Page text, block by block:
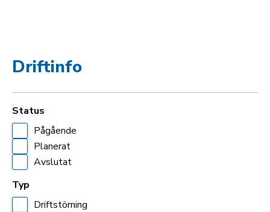
Driftinfo
Status
Pågående
Planerat
Avslutat
Typ
Driftstörning